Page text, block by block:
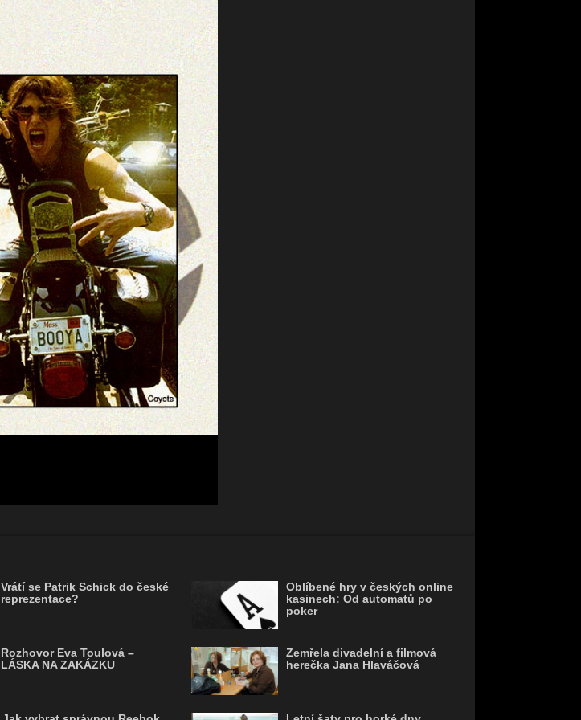
Vrátí se Patrik Schick do české
reprezentace?
Rozhovor Eva Toulová –
LÁSKA NA ZAKÁZKU
Oblíbené hry v českých online
kasinech: Od automatů po
poker
Zemřela divadelní a filmová
herečka Jana Hlaváčová